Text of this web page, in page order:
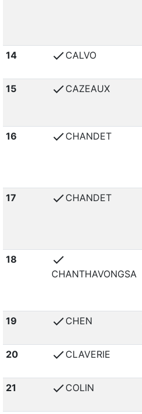
14 check CALVO
15 check CAZEAUX
16 check CHANDET
17 check CHANDET
18 check
CHANTHAVONGSA
19 check CHEN
20 check CLAVERIE
21 check COLIN